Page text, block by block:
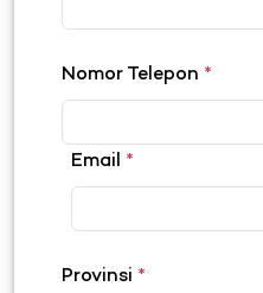
Nomor Telepon *
Email *
Provinsi *